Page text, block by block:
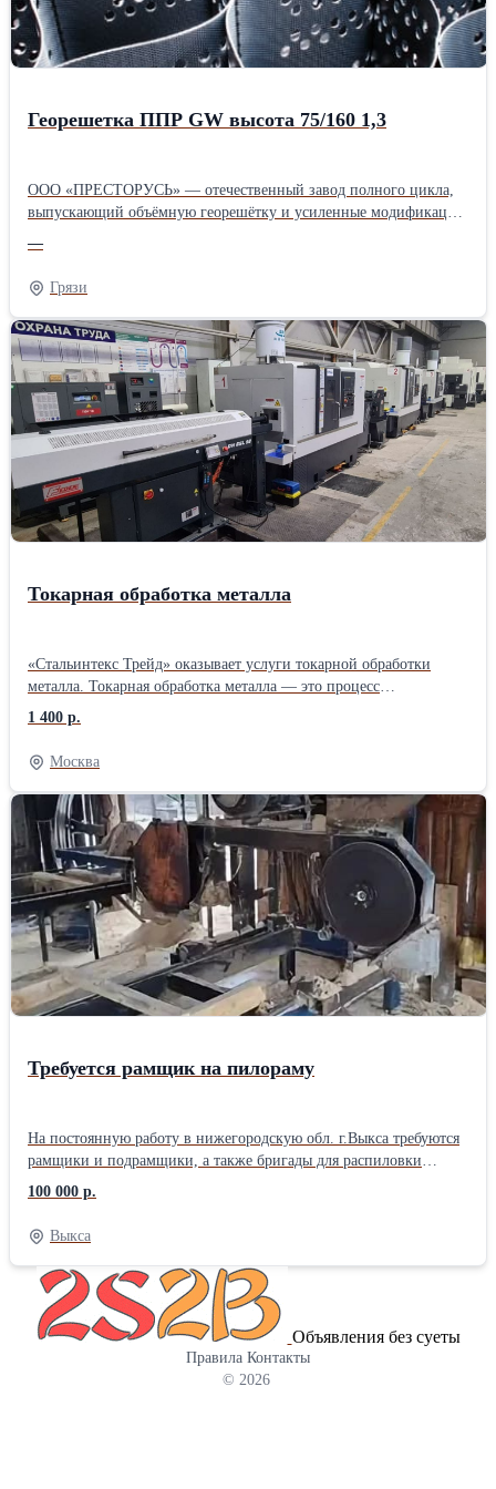
Георешетка ППР GW высота 75/160 1,3
ООО «ПРЕСТОРУСЬ» — отечественный завод полного цикла,
выпускающий объёмную георешётку и усиленные модификации
Предприятие с 25-летним опытом предлагает инженерное
сопровождение проектов и поставки по всей России, сокращая
бюджет объектов за счёт экономии сыпучих материалов и
ускорения монтажных работ. Продукция адаптирована к
сложному климату и высоким нагрузкам, что подтверждено
участием в более чем двух тысячах объектов в РФ и за рубежом.
—
Грязи
Токарная обработка металла
«Стальинтекс Трейд» оказывает услуги токарной обработки
металла. Токарная обработка металла — это процесс
механической обработки, при котором заготовка вращается
вокруг своей оси, а инструмент (обычно токарный резец)
перемещается по радиусу и длине детали, удаляя материал и
придавая изделию нужную форму и размеры. Этот метод
широко используется для создания цилиндрических, конусных и
других сложных форм. Токарная обработка применяется в
различных отраслях промышленности, таких как
машиностроение, автомобилестроение, авиастроение и других,
где требуется высокая точность изготовления деталей. Токарные
работы: от 1 400 руб./ч. Срочные токарные работы: от 2000 руб./
ч. Токарные работы минимальный заказ от 20 000 руб. Другие
услуги по обработке металла смотрите на официальном сайте
«Стальинтекс Трейд»
1 400 р.
Москва
Требуется рамщик на пилораму
На постоянную работу в нижегородскую обл. г.Выкса требуются
рамщики и подрамщики, а также бригады для распиловки
кругляка (6м хвоя) на обрезной пиломатериал, 1700руб/м3 за
первый и второй сорт. Стабильная зарплата два раза в месяц.
График работы, вахтовый метод, или 5-6 дневка. Вахтовикам
100 000 р.
Выкса
Объявления без суеты
Правила Контакты
© 2026